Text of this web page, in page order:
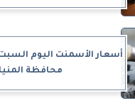
محافظة المنيا